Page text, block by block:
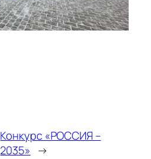
Конкурс «РОССИЯ –
2035» →